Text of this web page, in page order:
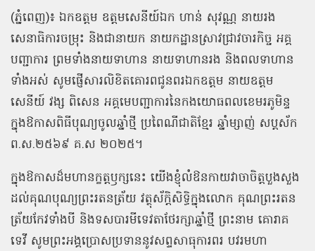
(ភ្នំពេញ)៖ ឯកឧត្ដម ឧត្តមសេនីយ៍ឯក ហាន់ សុវណ្ណ នាយរង
សេនាធិការចម្រុះ និងជានាយក នាយកដ្ឋានស្រាវជ្រាវចារកិច្ច អគ្គ
បញ្ជាការ ព្រមទាំងនាយទាហាន នាយទាហានរង និងពលទាហាន
ទាំងអស់ សូមផ្ញើសារលិខិតគោរពជូនពរឯកឧត្ដម នាយឧត្ដម
សេនីយ៍ វង្ស ពិសេន អគ្គមេបញ្ជាការនៃកងយោធពលខេមរភូមិន្ទ
ក្នុងឱកាសពិធីបុណ្យចូលឆ្នាំថ្មី ប្រពៃណីជាតិខ្មែរ ឆ្នាំម្សាញ់ សប្ដស័ក
ព.ស.២៥៦៩ គ.ស ២០២៥។
ក្នុងឱកាសដ៏មហានក្ខត្តឫក្សនេះ យើងខ្ញុំលំឱនកាយវាចាចិត្តបួងសួង
ដល់គុណបុណ្យព្រះរតនត្រ័យ វត្ថុស័ក្ដិសិទ្ធិក្នុងលោក គុណព្រះរតន
ត្រ័យកែវទាំងបី និងទសបារមីទេវតាថែរក្សាឆ្នាំថ្មី ព្រះនាម គោរាគ
ទេវី សូមព្រះអង្គប្រោសប្រទាននូវសព្ទសាធុការពរ បវរមហា